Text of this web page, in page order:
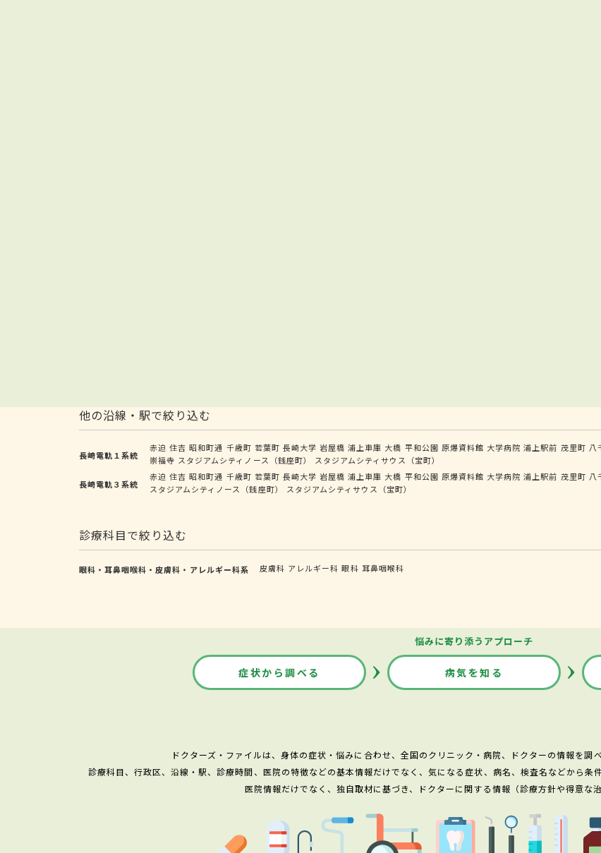
他の沿線・駅で絞り込む
長崎電軌１系統
赤迫 住吉 昭和町通 千歳町 若葉町 長崎大学 岩屋橋 浦上車庫 大橋 平和公園 原爆資料館 大学病院 浦上駅前 茂里町 八
崇福寺 スタジアムシティノース（銭座町） スタジアムシティサウス（宝町）
長崎電軌３系統
赤迫 住吉 昭和町通 千歳町 若葉町 長崎大学 岩屋橋 浦上車庫 大橋 平和公園 原爆資料館 大学病院 浦上駅前 茂里町 八
スタジアムシティノース（銭座町）
スタジアムシティサウス（宝町）
診療科目で絞り込む
眼科・耳鼻咽喉科・皮膚科・アレルギー科系 皮膚科 アレルギー科 眼科 耳鼻咽喉科
悩みに寄り添うアプローチ
症状から調べる 病気を知る
ドクターズ・ファイルは、身体の症状・悩みに合わせ、全国のクリニック・病院、ドクターの情報を調
診療科目、行政区、沿線・駅、診療時間、医院の特徴などの基本情報だけでなく、気になる症状、病名、検査名などから条
医院情報だけでなく、独自取材に基づき、ドクターに関する情報（診療方針や得意な